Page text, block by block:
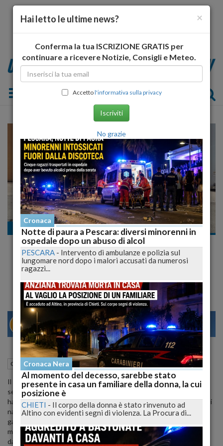
Toggle navigation
Cronaca
Imprenditore cinese dirottò gli aiuti COVID
destinati all'azienda ai parenti, sequestrati
30.000 €
MILANO 29 31
Cronaca Tortoreto (TE) 22 Aprile 2024
Il tribunale di Teramo ha deciso di confiscare 30.000 euro in
seguito alle indagini della Guardia di Finanza di Giulianova che
hanno portato alla denuncia di un commercialista. L'imprenditore di
nazionalità cinese è accusato di aver deviato un finanziamento
garantito dallo Stato attraverso il "Decreto Liquidità", destinato a
mitigare la crisi delle piccole e medie imprese durante la pandemia
da COVID-19. Le indagini hanno rivelato che l'imprenditore ha
×
Hai letto le ultime news?
Conferma la tua ISCRIZIONE GRATIS per
continuare a ricevere Notizie, Consigli e Meteo.
Accettol'informativa sulla privacy
Iscriviti
No grazie
Cronaca
Notte di paura a Pescara: diversi minorenni in
ospedale dopo un abuso di alcol
PESCARA - Intervento di ambulanze e polizia sul
lungomare nord dopo i malori accusati da numerosi
ragazzi...
Cronaca Nera
Al momento del decesso, sarebbe stato
presente in casa un familiare della donna, la cui
posizione è
CHIETI - Il corpo della donna è stato rinvenuto ad
Altino con evidenti segni di violenza. La Procura di...